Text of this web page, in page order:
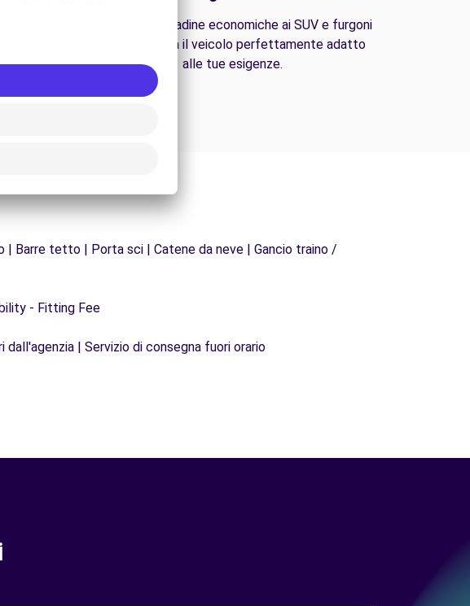
per
Dalle auto cittadine economiche ai SUV e furgoni
familiari, trova il veicolo perfettamente adatto
alle tue esigenze.
Barre tetto | Porta sci | Catene da neve | Gancio traino /
- Fitting Fee
| Servizio di consegna fuori orario